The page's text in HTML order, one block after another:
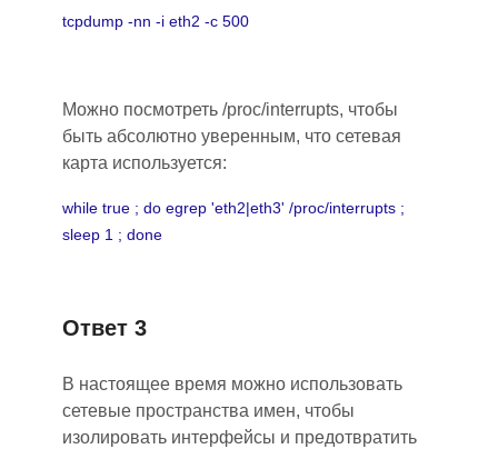
tcpdump -nn -i eth2 -c 500
Можно посмотреть /proc/interrupts, чтобы
быть абсолютно уверенным, что сетевая
карта используется:
while true ; do egrep 'eth2|eth3' /proc/interrupts ;
sleep 1 ; done
Ответ 3
В настоящее время можно использовать
сетевые пространства имен, чтобы
изолировать интерфейсы и предотвратить